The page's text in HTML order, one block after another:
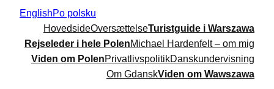
EnglishPo polsku
HovedsideOversættelseTuristguide i Warszawa
Rejseleder i hele PolenMichael Hardenfelt – om mig
Viden om PolenPrivatlivspolitikDanskundervisning
Om GdanskViden om Wawszawa